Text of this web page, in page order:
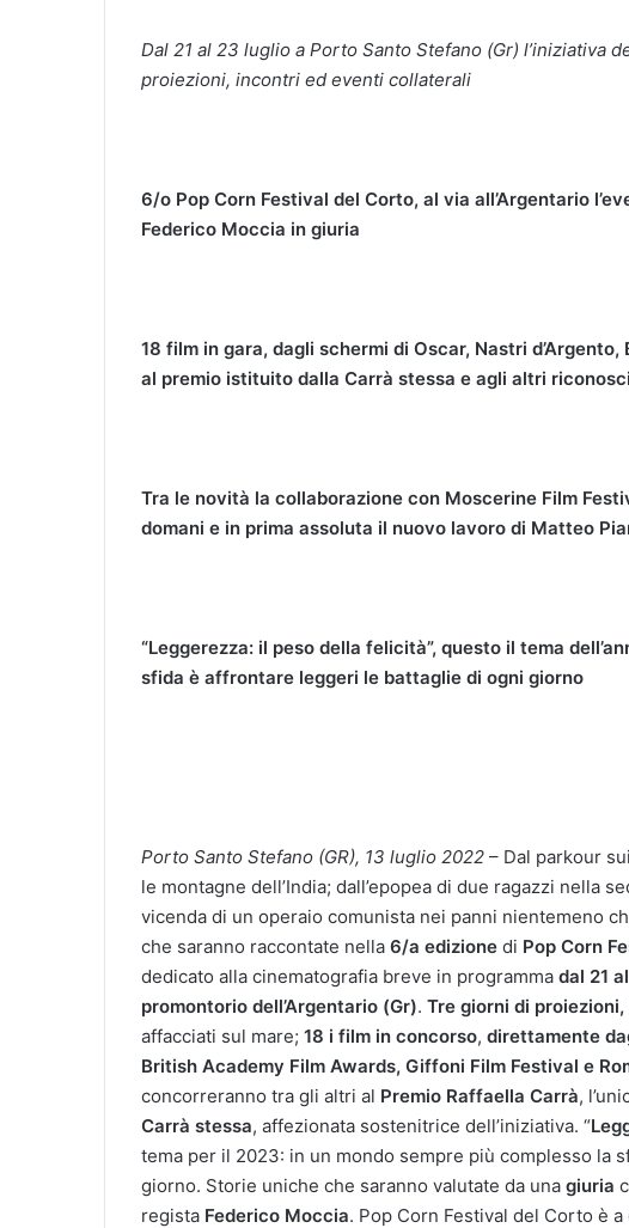
Dal 21 al 23 luglio a Porto Santo Stefano (Gr) l’iniziativa
proiezioni, incontri ed eventi collaterali
6/o Pop Corn Festival del Corto, al via all’Argentario
Federico Moccia in giuria
18 film in gara, dagli schermi di Oscar, Nastri d’Argento,
al premio istituito dalla Carrà stessa e agli altri
Tra le novità la collaborazione con Moscerine Film
domani e in prima assoluta il nuovo lavoro di Matteo
“Leggerezza: il peso della felicità”, questo il tema
sfida è affrontare leggeri le battaglie di ogni giorno
Porto Santo Stefano (GR), 13 luglio 2022 – Dal parkour
le montagne dell’India; dall’epopea di due ragazzi nella
vicenda di un operaio comunista nei panni nientemeno
che saranno raccontate nella 6/a edizione di Pop Corn
dedicato alla cinematografia breve in programma dal 21
promontorio dell’Argentario (Gr). Tre giorni di
affacciati sul mare; 18 i film in concorso, direttamente
British Academy Film Awards, Giffoni Film Festival e
concorreranno tra gli altri al Premio Raffaella Carrà,
Carrà stessa, affezionata sostenitrice dell’iniziativa. “
tema per il 2023: in un mondo sempre più complesso la
giorno. Storie uniche che saranno valutate da una giuria
regista Federico Moccia. Pop Corn Festival del Corto è a